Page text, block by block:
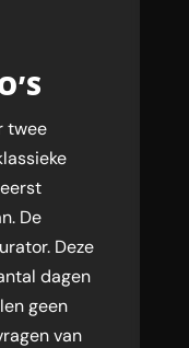
twee
De
Deze
dagen
geen
van